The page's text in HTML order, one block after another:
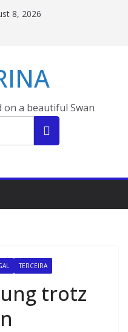
8, 2026
a beautiful Swan
TERCEIRA
trotz